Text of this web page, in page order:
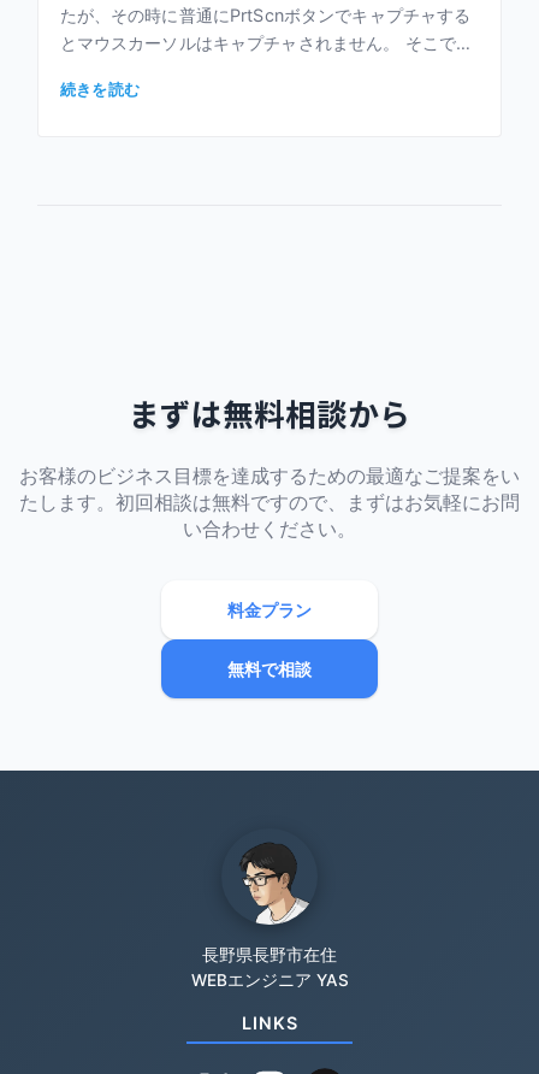
たが、その時に普通にPrtScnボタンでキャプチャする
とマウスカーソルはキャプチャされません。 そこで、
みました。 方法とし […]
続きを読む
まずは無料相談から
お客様のビジネス目標を達成するための最適なご提案をい
たします。初回相談は無料ですので、まずはお気軽にお問
い合わせください。
料金プラン
無料で相談
長野県長野市在住
WEBエンジニア YAS
LINKS